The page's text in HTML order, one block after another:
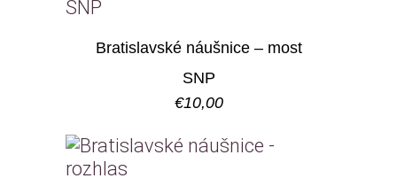
Bratislavské náušnice – most
SNP
€10,00